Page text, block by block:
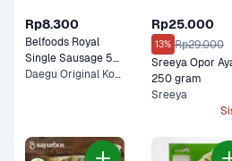
Rp8.300
Belfoods Royal
Single Sausage 55
gram
Daegu Original Korean, Nami Spicy Korean +1 Lainnya
Rp25.000
13% Rp29.000
Sreeya Opor
250 gram
Sreeya